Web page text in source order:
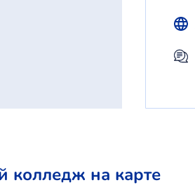
колледж на карте